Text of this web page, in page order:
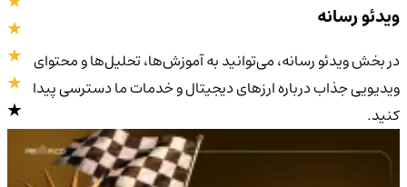
4.9/5
ویدئو رسانه
در بخش ویدئو رسانه، می‌توانید به آموزش‌ها، تحلیل‌ها و محتوای
ویدیویی جذاب درباره ارزهای دیجیتال و خدمات ما دسترسی پیدا
کنید.